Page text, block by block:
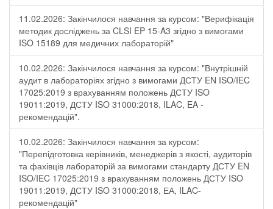
11.02.2026: Закінчилося навчання за курсом: "Верифікація
методик досліджень за CLSI EP 15-A3 згідно з вимогами
ISO 15189 для медичних лабораторій"
10.02.2026: Закінчилося навчання за курсом: "Внутрішній
аудит в лабораторіях згідно з вимогами ДСТУ EN ISO/IEC
17025:2019 з врахуванням положень ДСТУ ISO
19011:2019, ДСТУ ISO 31000:2018, ILAC, EA -
рекомендацій".
10.02.2026: Закінчилося навчання за курсом:
"Перепідготовка керівників, менеджерів з якості, аудиторів
та фахівців лабораторій за вимогами стандарту ДСТУ EN
ISO/IEC 17025:2019 з врахуванням положень ДСТУ ISO
19011:2019, ДСТУ ISO 31000:2018, ЕА, ILAC-
рекомендацій"